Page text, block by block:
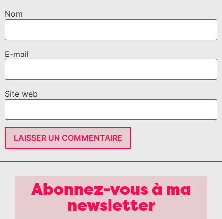
Nom
E-mail
Site web
Abonnez-vous à ma
newsletter